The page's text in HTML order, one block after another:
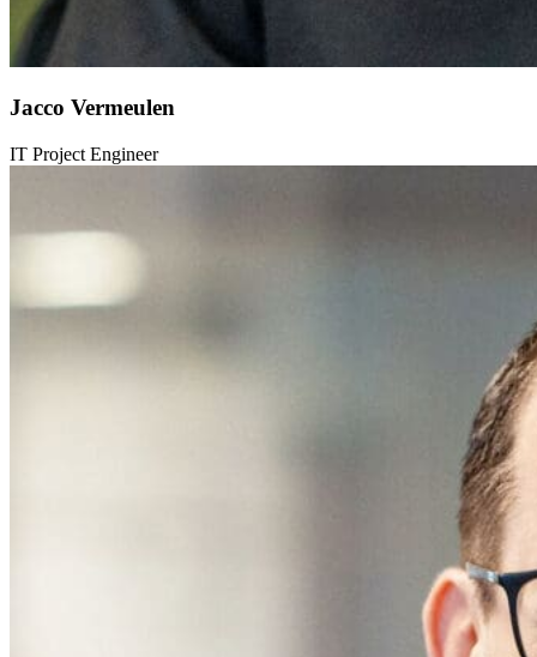
Jacco Vermeulen
IT Project Engineer